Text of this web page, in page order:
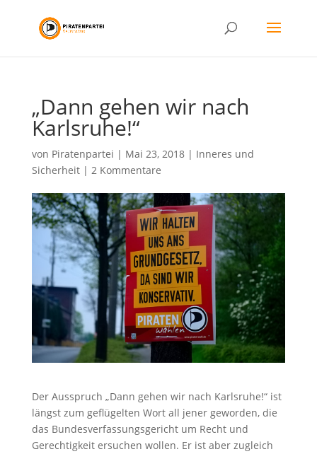
„Dann gehen wir nach
Karlsruhe!“
von Piratenpartei | Mai 23, 2018| Inneres und
Sicherheit| 2 Kommentare
Der Ausspruch „Dann gehen wir nach Karlsruhe!“ ist
längst zum geflügelten Wort all jener geworden, die
das Bundesverfassungsgericht um Recht und
Gerechtigkeit ersuchen wollen. Er ist aber zugleich